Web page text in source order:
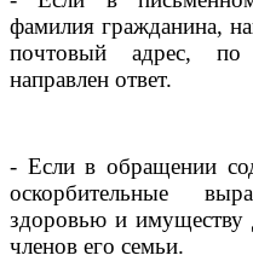
фамилия гражданина,
почтовый адрес,
направлен ответ.
- Если в обращении
оскорбительные
здоровью и имуществу
членов его семьи.